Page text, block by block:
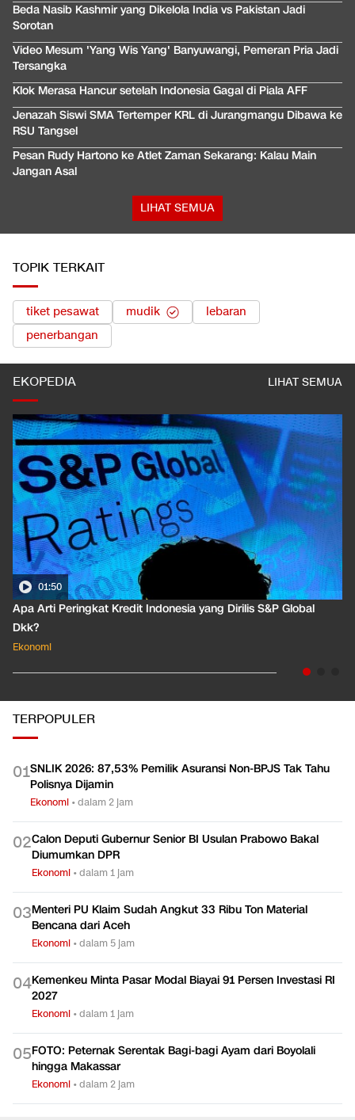
Beda Nasib Kashmir yang Dikelola India vs Pakistan Jadi
Sorotan
Video Mesum 'Yang Wis Yang' Banyuwangi, Pemeran Pria Jadi
Tersangka
Klok Merasa Hancur setelah Indonesia Gagal di Piala AFF
Jenazah Siswi SMA Tertemper KRL di Jurangmangu Dibawa ke
RSU Tangsel
Pesan Rudy Hartono ke Atlet Zaman Sekarang: Kalau Main
Jangan Asal
LIHAT SEMUA
TOPIK TERKAIT
tiket pesawat mudik
lebaran
penerbangan
EKOPEDIA LIHAT SEMUA
01:50
Apa Arti Peringkat Kredit Indonesia yang Dirilis S&P Global
Dkk?
Ekonomi
TERPOPULER
01SNLIK 2026: 87,53% Pemilik Asuransi Non-BPJS Tak Tahu
Polisnya Dijamin
Ekonomi •dalam 2 jam
02Calon Deputi Gubernur Senior BI Usulan Prabowo Bakal
Diumumkan DPR
Ekonomi •dalam 1 jam
03Menteri PU Klaim Sudah Angkut 33 Ribu Ton Material
Bencana dari Aceh
Ekonomi •dalam 5 jam
04Kemenkeu Minta Pasar Modal Biayai 91 Persen Investasi RI
2027
Ekonomi •dalam 1 jam
05FOTO: Peternak Serentak Bagi-bagi Ayam dari Boyolali
hingga Makassar
Ekonomi •dalam 2 jam